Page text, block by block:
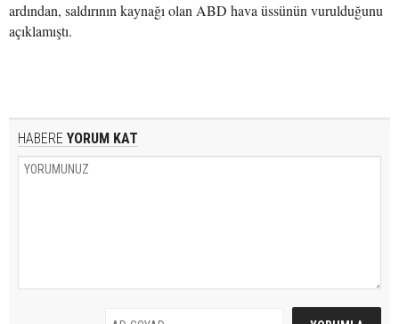
ardından, saldırının kaynağı olan ABD hava üssünün vurulduğunu
açıklamıştı.
HABERE YORUM KAT